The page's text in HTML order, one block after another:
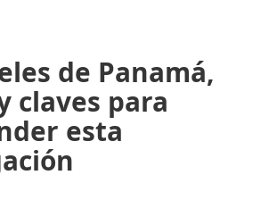
de Panamá,
claves para
esta